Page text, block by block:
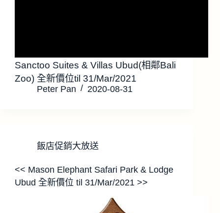
Sanctoo Suites & Villas Ubud(相鄰Bali
Zoo) 全新價位til 31/Mar/2021
Peter Pan 2020-08-31
飯店促銷大放送
<< Mason Elephant Safari Park & Lodge
Ubud 全新價位 til 31/Mar/2021 >>